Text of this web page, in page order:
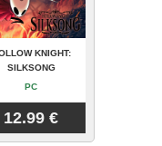
KNIGHT:
SILKSONG
PC
12.99 €